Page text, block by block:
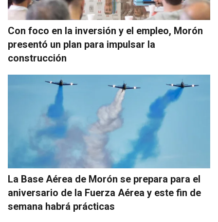
Con foco en la inversión y el empleo, Morón
presentó un plan para impulsar la
construcción
La Base Aérea de Morón se prepara para el
aniversario de la Fuerza Aérea y este fin de
semana habrá prácticas